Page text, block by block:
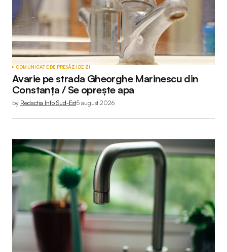
COMUNICATE DE PRESĂZI DE ZI
Avarie pe strada Gheorghe Marinescu din
Constanța / Se oprește apa
by Redactia Info Sud-Est5 august 2026